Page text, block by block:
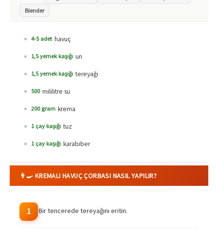
Blender
4-5 adet havuç
1,5 yemek kaşığı un
1,5 yemek kaşığı tereyağı
500 mililitre su
200 gram krema
1 çay kaşığı tuz
1 çay kaşığı karabiber
👨‍🍳 KREMALI HAVUÇ ÇORBASI NASIL YAPILIR?
1 Bir tencerede tereyağını eritin.